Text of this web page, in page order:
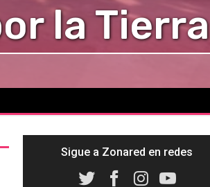
la Tierra
Sigue a Zonared en redes